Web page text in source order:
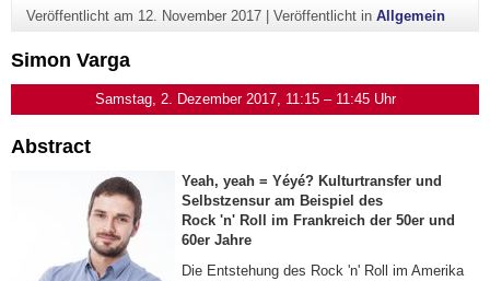
Veröffentlicht am 12. November 2017| Veröffentlicht in Allgemein
Simon Varga
Samstag, 2. Dezember 2017, 11:15 – 11:45 Uhr
Abstract
Yeah, yeah = Yéyé? Kulturtransfer und
Selbstzensur am Beispiel des
Rock 'n' Roll im Frankreich der 50er und
60er Jahre
Die Entstehung des Rock 'n' Roll im Amerika